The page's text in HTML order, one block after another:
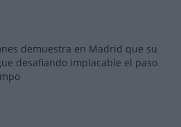
demuestra en Madrid que su
desafiando implacable el paso